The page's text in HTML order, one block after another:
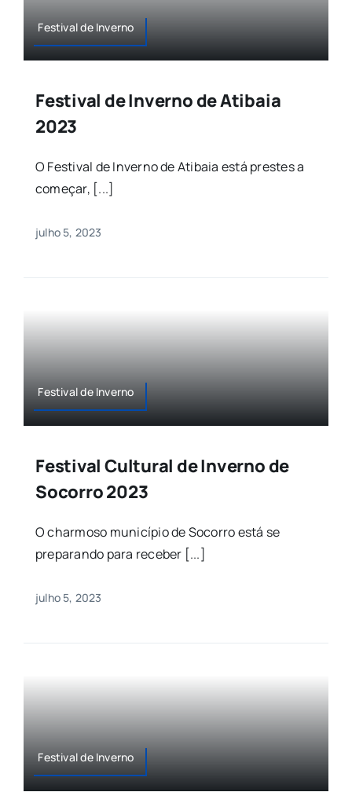
Festival de Inverno
Festival de Inverno de Atibaia
2023
O Festival de Inverno de Atibaia está prestes a
começar, [...]
julho 5, 2023
Festival de Inverno
Festival Cultural de Inverno de
Socorro 2023
O charmoso município de Socorro está se
preparando para receber [...]
julho 5, 2023
Festival de Inverno